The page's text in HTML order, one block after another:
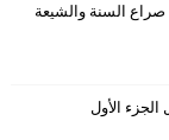
صراع السنة والشيعة
الأول